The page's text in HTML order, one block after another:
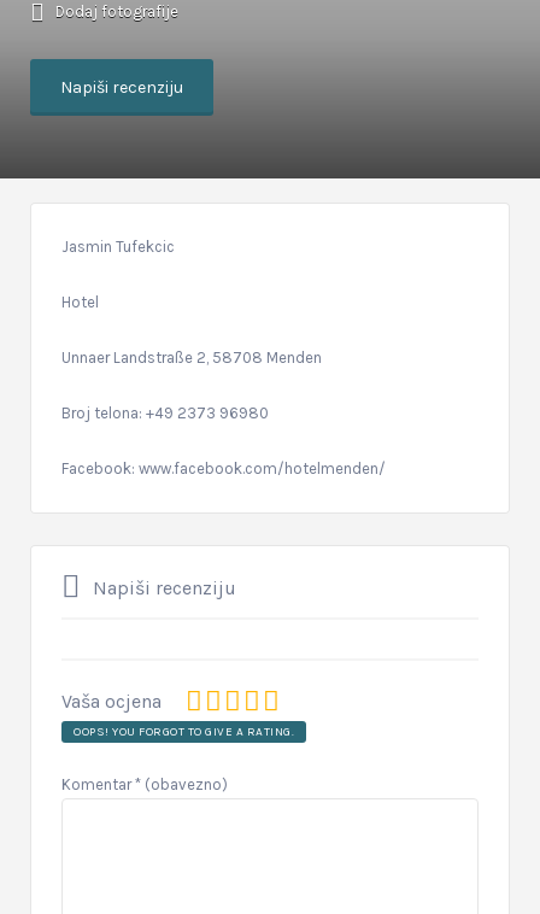
Dodaj fotografije
Napiši recenziju
Jasmin Tufekcic
Hotel
Unnaer Landstraße 2, 58708 Menden
Broj telona: +49 2373 96980
Facebook: www.facebook.com/hotelmenden/
Napiši recenziju
Vaša ocjena
OOPS! YOU FORGOT TO GIVE A RATING.
Komentar* (obavezno)